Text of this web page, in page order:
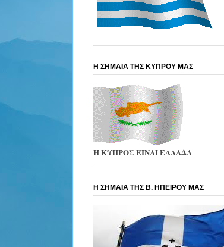
Η ΣΗΜΑΙΑ ΤΗΣ ΚΥΠΡΟΥ ΜΑΣ
Η ΚΥΠΡΟΣ ΕΙΝΑΙ ΕΛΛΑΔΑ
Η ΣΗΜΑΙΑ ΤΗΣ Β. ΗΠΕΙΡΟΥ ΜΑΣ